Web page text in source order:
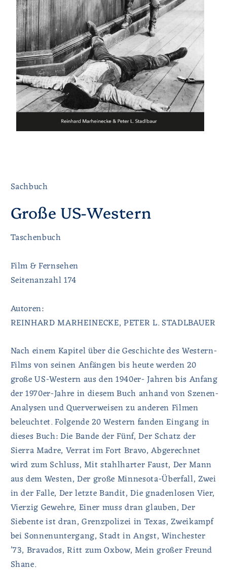
Sachbuch
Große US-Western
Taschenbuch
Film & Fernsehen
Seitenanzahl 174
Autoren:
REINHARD MARHEINECKE, PETER L. STADLBAUER
Nach einem Kapitel über die Geschichte des Western-
Films von seinen Anfängen bis heute werden 20
große US-Western aus den 1940er- Jahren bis Anfang
der 1970er-Jahre in diesem Buch anhand von Szenen-
Analysen und Querverweisen zu anderen Filmen
beleuchtet. Folgende 20 Western fanden Eingang in
dieses Buch: Die Bande der Fünf, Der Schatz der
Sierra Madre, Verrat im Fort Bravo, Abgerechnet
wird zum Schluss, Mit stahlharter Faust, Der Mann
aus dem Westen, Der große Minnesota-Überfall, Zwei
in der Falle, Der letzte Bandit, Die gnadenlosen Vier,
Vierzig Gewehre, Einer muss dran glauben, Der
Siebente ist dran, Grenzpolizei in Texas, Zweikampf
bei Sonnenuntergang, Stadt in Angst, Winchester
’73, Bravados, Ritt zum Oxbow, Mein großer Freund
Shane.